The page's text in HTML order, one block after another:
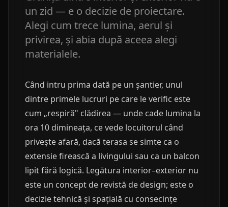
un zid — e o decizie de proiectare.
Alegi cum trece lumina, aerul și
privirea, și abia după aceea alegi
materialele.
Când intru prima dată pe un șantier, unul
dintre primele lucruri pe care le verific este
cum „respiră" clădirea — unde cade lumina la
ora 10 dimineața, ce vede locuitorul când
privește afară, dacă terasa se simte ca o
extensie firească a livingului sau ca un balcon
lipit fără logică. Legătura interior–exterior nu
este un concept de revistă de design; este o
decizie tehnică și spațială cu consecințe